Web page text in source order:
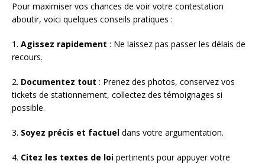
Pour maximiser vos chances de voir votre contestation
aboutir, voici quelques conseils pratiques :
1. Agissez rapidement : Ne laissez pas passer les délais de
recours.
2. Documentez tout : Prenez des photos, conservez vos
tickets de stationnement, collectez des témoignages si
possible.
3. Soyez précis et factuel dans votre argumentation.
4. Citez les textes de loi pertinents pour appuyer votre